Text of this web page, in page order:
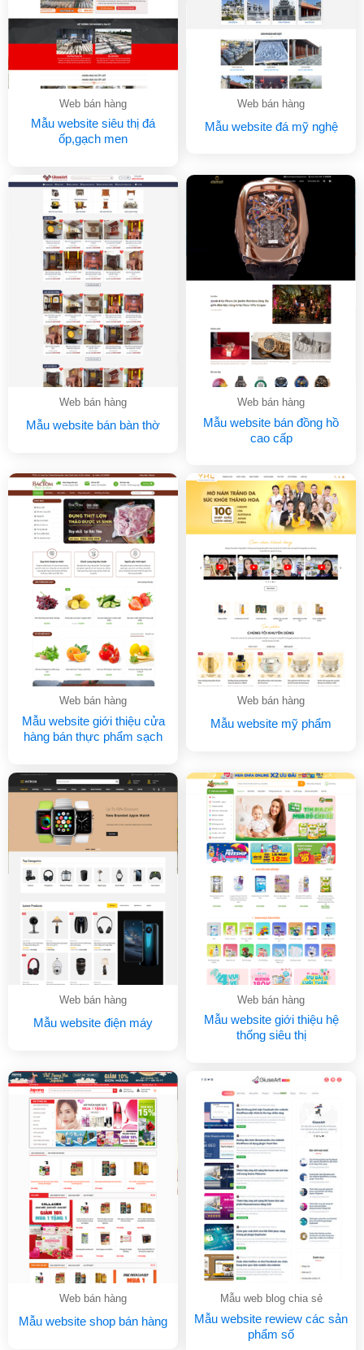
Web bán hàng
Mẫu website siêu thị đá
ốp,gạch men
Web bán hàng
Mẫu website đá mỹ nghệ
Web bán hàng
Mẫu website bán bàn thờ
Web bán hàng
Mẫu website bán đồng hồ
cao cấp
Web bán hàng
Mẫu website giới thiệu cửa
hàng bán thực phẩm sạch
Web bán hàng
Mẫu website mỹ phẩm
Web bán hàng
Mẫu website điện máy
Web bán hàng
Mẫu website giới thiệu hệ
thống siêu thị
Web bán hàng
Mẫu website shop bán hàng
Mẫu web blog chia sẻ
Mẫu website rewiew các sản
phẩm số